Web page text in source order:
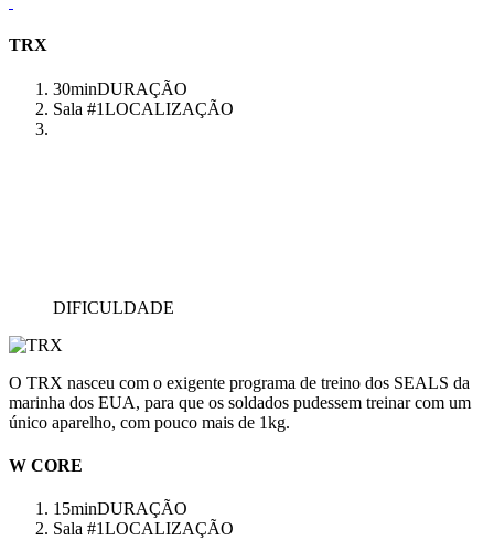
TRX
30minDURAÇÃO
Sala #1LOCALIZAÇÃO
DIFICULDADE
O TRX nasceu com o exigente programa de treino dos SEALS da
marinha dos EUA, para que os soldados pudessem treinar com um
único aparelho, com pouco mais de 1kg.
W CORE
15minDURAÇÃO
Sala #1LOCALIZAÇÃO